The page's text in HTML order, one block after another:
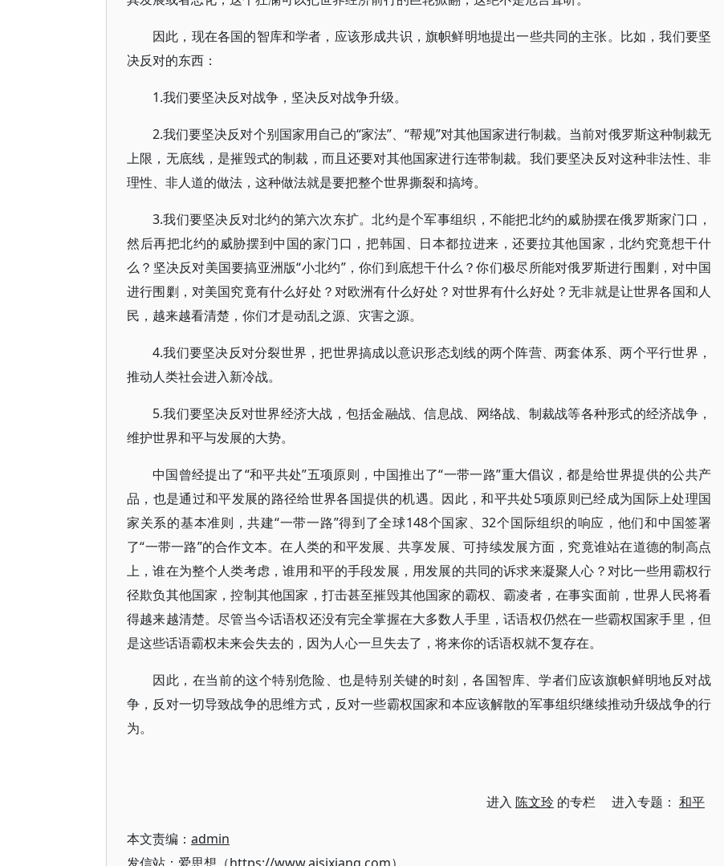
因此，现在各国的智库和学者，应该形成共识，旗帜鲜明地提出一些共同的主张。比如，我们要坚
决反对的东西：
1.我们要坚决反对战争，坚决反对战争升级。
2.我们要坚决反对个别国家用自己的“家法”、“帮规”对其他国家进行制裁。当前对俄罗斯这种制裁无
上限，无底线，是摧毁式的制裁，而且还要对其他国家进行连带制裁。我们要坚决反对这种非法性、非
理性、非人道的做法，这种做法就是要把整个世界撕裂和搞垮。
3.我们要坚决反对北约的第六次东扩。北约是个军事组织，不能把北约的威胁摆在俄罗斯家门口，
然后再把北约的威胁摆到中国的家门口，把韩国、日本都拉进来，还要拉其他国家，北约究竟想干什
么？坚决反对美国要搞亚洲版“小北约”，你们到底想干什么？你们极尽所能对俄罗斯进行围剿，对中国
进行围剿，对美国究竟有什么好处？对欧洲有什么好处？对世界有什么好处？无非就是让世界各国和人
民，越来越看清楚，你们才是动乱之源、灾害之源。
4.我们要坚决反对分裂世界，把世界搞成以意识形态划线的两个阵营、两套体系、两个平行世界，
推动人类社会进入新冷战。
5.我们要坚决反对世界经济大战，包括金融战、信息战、网络战、制裁战等各种形式的经济战争，
维护世界和平与发展的大势。
中国曾经提出了“和平共处”五项原则，中国推出了“一带一路”重大倡议，都是给世界提供的公共产
品，也是通过和平发展的路径给世界各国提供的机遇。因此，和平共处5项原则已经成为国际上处理国
家关系的基本准则，共建“一带一路”得到了全球148个国家、32个国际组织的响应，他们和中国签署
了“一带一路”的合作文本。在人类的和平发展、共享发展、可持续发展方面，究竟谁站在道德的制高点
上，谁在为整个人类考虑，谁用和平的手段发展，用发展的共同的诉求来凝聚人心？对比一些用霸权行
径欺负其他国家，控制其他国家，打击甚至摧毁其他国家的霸权、霸凌者，在事实面前，世界人民将看
得越来越清楚。尽管当今话语权还没有完全掌握在大多数人手里，话语权仍然在一些霸权国家手里，但
是这些话语霸权未来会失去的，因为人心一旦失去了，将来你的话语权就不复存在。
因此，在当前的这个特别危险、也是特别关键的时刻，各国智库、学者们应该旗帜鲜明地反对战
争，反对一切导致战争的思维方式，反对一些霸权国家和本应该解散的军事组织继续推动升级战争的行
为。
进入 陈文玲 的专栏 进入专题： 和平
本文责编： admin